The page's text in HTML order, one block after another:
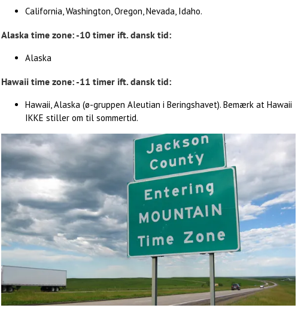
California, Washington, Oregon, Nevada, Idaho.
Alaska time zone: -10 timer ift. dansk tid:
Alaska
Hawaii time zone: -11 timer ift. dansk tid:
Hawaii, Alaska (ø-gruppen Aleutian i Beringshavet). Bemærk at Hawaii
IKKE stiller om til sommertid.